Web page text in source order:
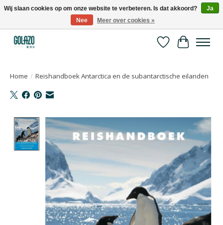
Kennispartner in sport, bewegen en gezondheid
Verlanglijst
Home / Reishandboek Antarctica en de subantarctische eilanden
Product image slideshow Items
Wij slaan cookies op om onze website te verbeteren. Is dat akkoord?
Ja
Nee
Meer over cookies »